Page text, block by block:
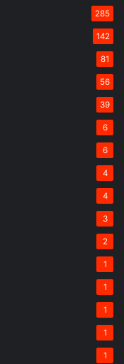
285
142
81
56
39
6
6
4
4
3
2
1
1
1
1
1